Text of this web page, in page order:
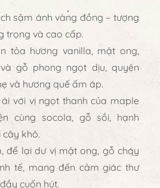
sậm ánh vàng đồng – tượng
trọng và cao cấp.
tỏa hương vanilla, mật ong,
gỗ phong ngọt dịu , quyện
và hương quế ấm áp.
với vị ngọt thanh của maple
cùng socola, gỗ sồi, hạnh
cây khô.
để lại dư vị mật ong, gỗ cháy
tế , mang đến cảm giác thư
cuốn hút.